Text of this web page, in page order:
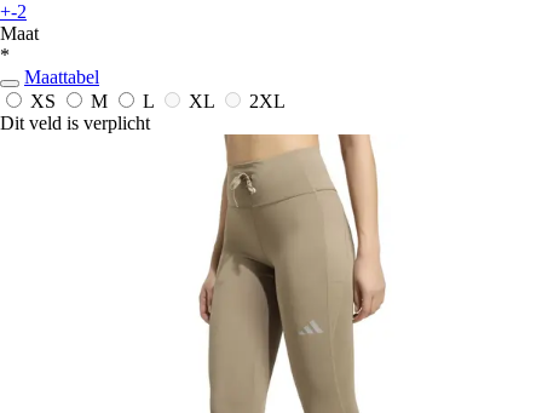
+-2
Maat
*
Maattabel
XS
M L XL
2XL
Dit veld is verplicht